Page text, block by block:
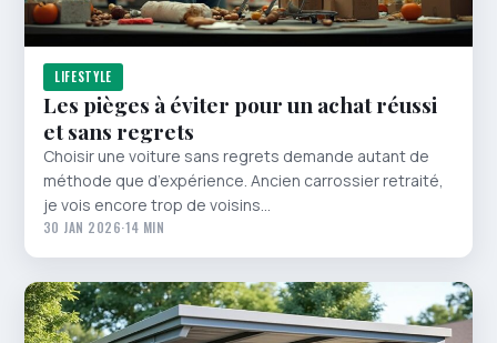
LIFESTYLE
Les pièges à éviter pour un achat réussi
et sans regrets
Choisir une voiture sans regrets demande autant de
méthode que d’expérience. Ancien carrossier retraité,
je vois encore trop de voisins…
30 JAN 2026·14 MIN